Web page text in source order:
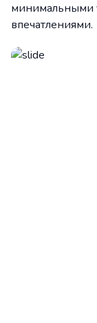
минимальными
впечатлениями.